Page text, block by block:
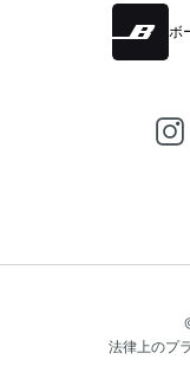
ボ
法律上のプ